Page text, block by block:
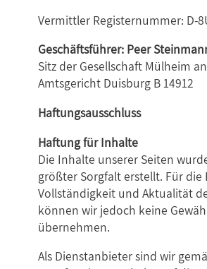
Vermittler Registernummer: D-
Geschäftsführer: Peer
Sitz der Gesellschaft Mülheim
Amtsgericht Duisburg B 14912
Haftungsausschluss
Haftung für Inhalte
Die Inhalte unserer Seiten
größter Sorgfalt erstellt. Für die
Vollständigkeit und Aktualität
können wir jedoch keine
übernehmen.
Als Dienstanbieter sind wir